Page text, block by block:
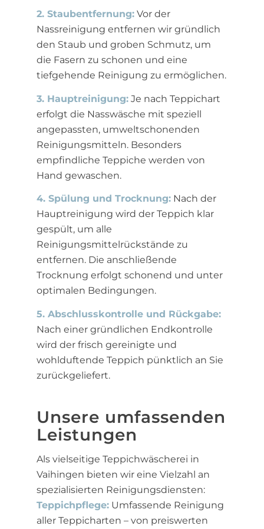
2. Staubentfernung: Vor der
Nassreinigung entfernen wir gründlich
den Staub und groben Schmutz, um
die Fasern zu schonen und eine
tiefgehende Reinigung zu ermöglichen.
3. Hauptreinigung: Je nach Teppichart
erfolgt die Nasswäsche mit speziell
angepassten, umweltschonenden
Reinigungsmitteln. Besonders
empfindliche Teppiche werden von
Hand gewaschen.
4. Spülung und Trocknung: Nach der
Hauptreinigung wird der Teppich klar
gespült, um alle
Reinigungsmittelrückstände zu
entfernen. Die anschließende
Trocknung erfolgt schonend und unter
optimalen Bedingungen.
5. Abschlusskontrolle und Rückgabe:
Nach einer gründlichen Endkontrolle
wird der frisch gereinigte und
wohlduftende Teppich pünktlich an Sie
zurückgeliefert.
Unsere umfassenden
Leistungen
Als vielseitige Teppichwäscherei in
Vaihingen bieten wir eine Vielzahl an
spezialisierten Reinigungsdiensten:
Teppichpflege: Umfassende Reinigung
aller Teppicharten – von preiswerten